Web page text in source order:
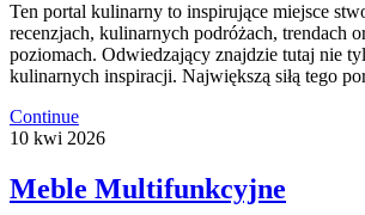
Ten portal kulinarny to inspirujące miejsce
recenzjach, kulinarnych podróżach, trendach
poziomach. Odwiedzający znajdzie tutaj nie
kulinarnych inspiracji. Największą siłą tego
Continue
10 kwi 2026
Meble Multifunkcyjne